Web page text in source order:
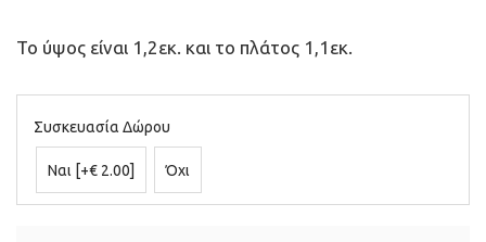
Το ύψος είναι 1,2εκ. και το πλάτος 1,1εκ.
Συσκευασία Δώρου
Ναι [+€ 2.00] Όχι